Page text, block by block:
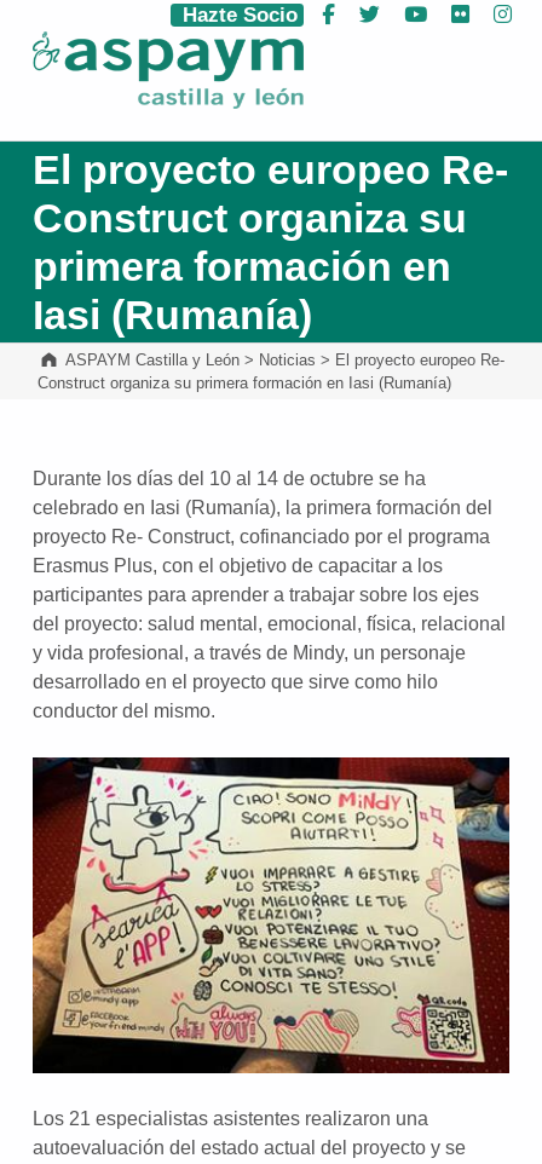
ASPAYM Castilla y León
Hazte Socio Facebook
Twitter YouTube
Flickr
El proyecto europeo Re-
Construct organiza su
primera formación en
Iasi (Rumanía)
ASPAYM Castilla y León> Noticias > El proyecto europeo Re-
Construct organiza su primera formación en Iasi (Rumanía)
Durante los días del 10 al 14 de octubre se ha
celebrado en Iasi (Rumanía), la primera formación del
proyecto Re- Construct, cofinanciado por el programa
Erasmus Plus, con el objetivo de capacitar a los
participantes para aprender a trabajar sobre los ejes
del proyecto: salud mental, emocional, física, relacional
y vida profesional, a través de Mindy, un personaje
desarrollado en el proyecto que sirve como hilo
conductor del mismo.
Los 21 especialistas asistentes realizaron una
autoevaluación del estado actual del proyecto y se